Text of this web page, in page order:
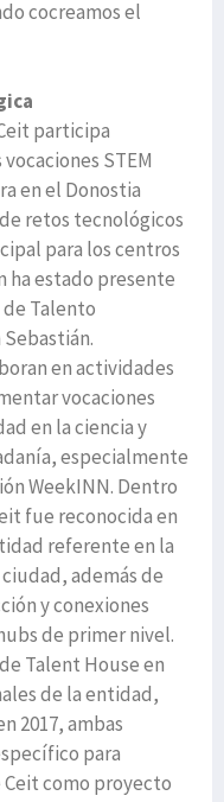
cocreamos el
participa
STEM
en el Donostia
retos tecnológicos
para los centros
ha estado presente
de Talento
en actividades
vocaciones
en la ciencia y
especialmente
WeekINN. Dentro
fue reconocida en
referente en la
además de
y conexiones
de primer nivel.
Talent House en
de la entidad,
2017, ambas
para
Ceit como proyecto